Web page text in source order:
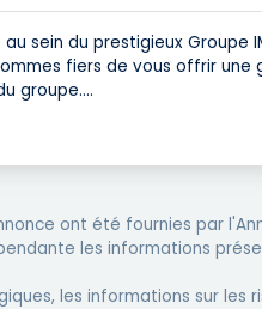
sein du prestigieux Groupe
fiers de vous offrir
groupe....
ont été fournies par
les informations
les informations sur les